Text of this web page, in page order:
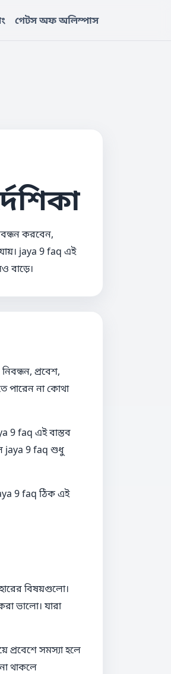
গেটস অফ অলিম্পাস
করবেন,
jaya 9 faq এই
বাড়ে।
প্রবেশ,
পারেন না কোথা
9 faq এই বাস্তব
jaya 9 faq শুধু
9 faq ঠিক এই
বিষয়গুলো।
ভালো। যারা
প্রবেশে সমস্যা হলে
থাকলে